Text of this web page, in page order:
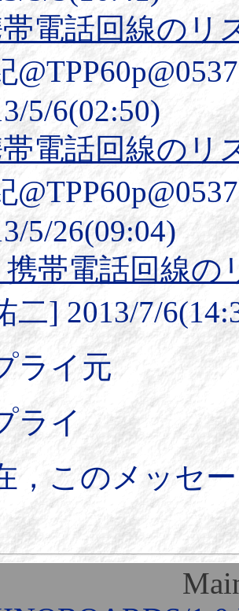
電話回線のリ
5/6(02:50)
電話回線のリ
5/26(09:04)
携帯電話回線
二] 2013/7/
ライ元
ライ
，このメッセ